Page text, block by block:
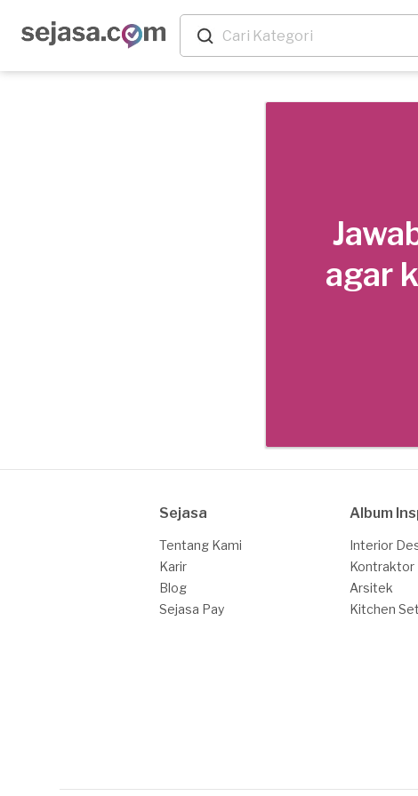
agar
Sejasa
Tentang Kami
Karir
Blog
Sejasa Pay
Album
Interior
Kontraktor
Arsitek
Kitchen Set